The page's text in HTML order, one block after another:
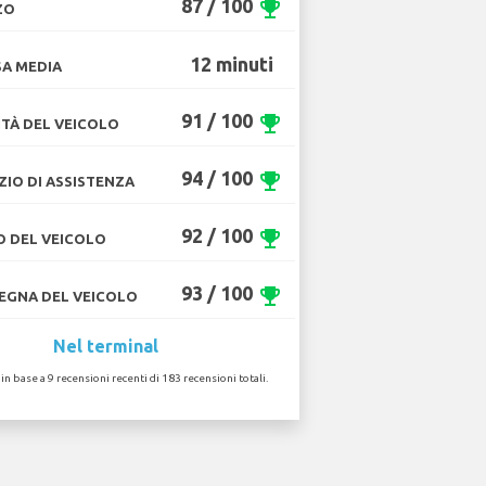
87 / 100 emoji_events
MEDIA 12 minuti
DEL VEICOLO 91 / 100 emoji_events
DI ASSISTENZA 94 / 100 emoji_events
DEL VEICOLO 92 / 100 emoji_events
DEL VEICOLO 93 / 100 emoji_events
Nel terminal
base a 9 recensioni recenti di 183 recensioni totali.